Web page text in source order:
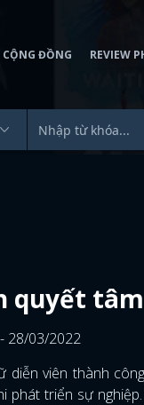
CỘNG ĐỒNG REVIEW
quyết
28/03/2022
diễn viên thành
phát triển sự